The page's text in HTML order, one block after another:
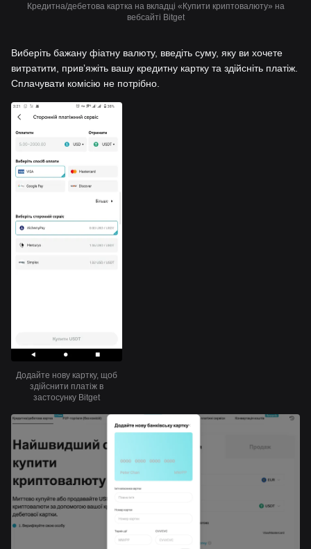
Кредитна/дебетова картка на вкладці «Купити криптовалюту» на
вебсайті Bitget
Виберіть бажану фіатну валюту, введіть суму, яку ви хочете
витратити, привʼяжіть вашу кредитну картку та здійсніть платіж.
Сплачувати комісію не потрібно.
Додайте нову картку, щоб
здійснити платіж в
застосунку Bitget